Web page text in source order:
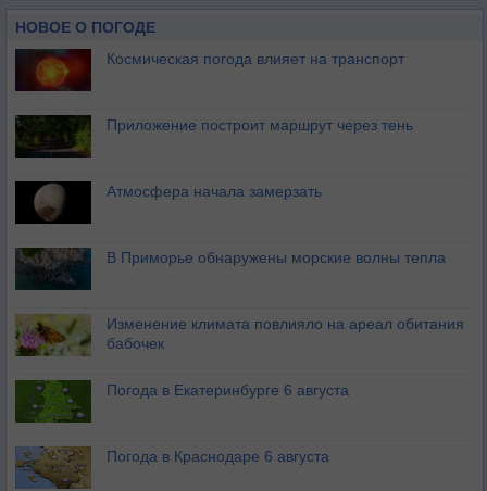
НОВОЕ О ПОГОДЕ
Космическая погода влияет на транспорт
Приложение построит маршрут через тень
Атмосфера начала замерзать
В Приморье обнаружены морские волны тепла
Изменение климата повлияло на ареал обитания
бабочек
Погода в Екатеринбурге 6 августа
Погода в Краснодаре 6 августа